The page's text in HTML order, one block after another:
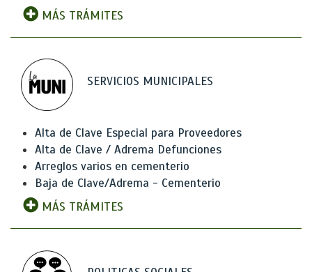
MÁS TRÁMITES
SERVICIOS MUNICIPALES
Alta de Clave Especial para Proveedores
Alta de Clave / Adrema Defunciones
Arreglos varios en cementerio
Baja de Clave/Adrema - Cementerio
MÁS TRÁMITES